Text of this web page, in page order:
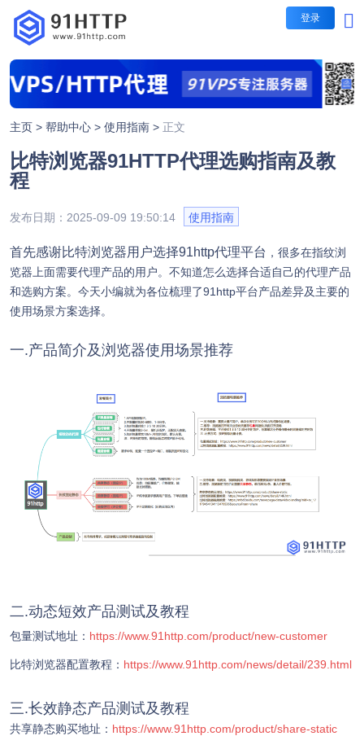
登录
短效代理
长效代理
隧道代理
短效代理
每日提取IP无限制
包量套餐
IP时效：1/3/5/10/30分
按IP计费，业务长期有效
主页 > 帮助中心 > 使用指南 > 正文
比特浏览器91HTTP代理选购指南及教
程
发布日期：2025-09-09 19:50:14 使用指南
首先感谢比特浏览器用户选择91http代理平台 ，很多在指纹浏
览器上面需要代理产品的用户。不知道怎么选择合适自己的代理产品
和选购方案。今天小编就为各位梳理了91http平台产品差异及主要的
使用场景方案选择。
一.产品简介及浏览器使用场景推荐
二.动态短效产品测试及教程
包量测试地址： https://www.91http.com/product/new-customer
比特浏览器配置教程： https://www.91http.com/news/detail/239.html
三.长效静态产品测试及教程
共享静态购买地址： https://www.91http.com/product/share-static